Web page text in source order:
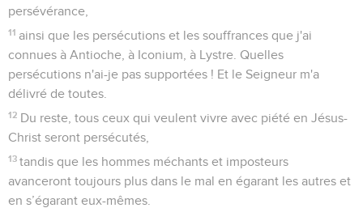
persévérance,
11 ainsi que les persécutions et les souffrances que j'ai
connues à Antioche, à Iconium, à Lystre. Quelles
persécutions n'ai-je pas supportées ! Et le Seigneur m'a
délivré de toutes.
12 Du reste, tous ceux qui veulent vivre avec piété en Jésus-
Christ seront persécutés,
13 tandis que les hommes méchants et imposteurs
avanceront toujours plus dans le mal en égarant les autres et
en s’égarant eux-mêmes.